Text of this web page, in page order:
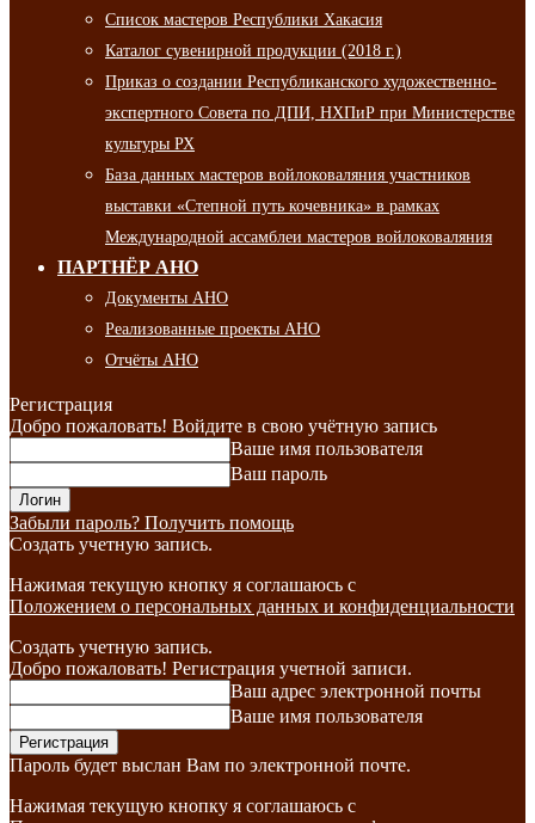
Список мастеров Республики Хакасия
Каталог сувенирной продукции (2018 г.)
Приказ о создании Республиканского художественно-
экспертного Совета по ДПИ, НХПиР при Министерстве
культуры РХ
База данных мастеров войлоковаляния участников
выставки «Степной путь кочевника» в рамках
Международной ассамблеи мастеров войлоковаляния
ПАРТНЁР АНО
Документы АНО
Реализованные проекты АНО
Отчёты АНО
Регистрация
Добро пожаловать! Войдите в свою учётную запись
Ваше имя пользователя
Ваш пароль
Забыли пароль? Получить помощь
Создать учетную запись.
Нажимая текущую кнопку я соглашаюсь с
Положением о персональных данных и конфиденциальности
Создать учетную запись.
Добро пожаловать! Регистрация учетной записи.
Ваш адрес электронной почты
Ваше имя пользователя
Пароль будет выслан Вам по электронной почте.
Нажимая текущую кнопку я соглашаюсь с